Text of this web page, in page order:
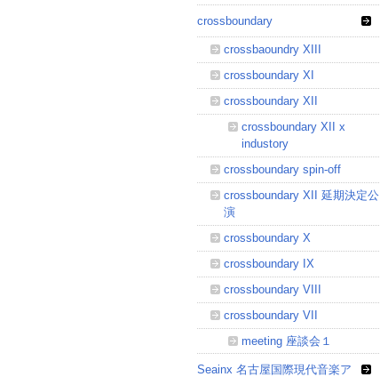
crossboundary
crossbaoundry XIII
crossboundary XI
crossboundary XII
crossboundary XII x
industory
crossboundary spin-off
crossboundary XII 延期決定公
演
crossboundary X
crossboundary IX
crossboundary VIII
crossboundary VII
meeting 座談会１
Seainx 名古屋国際現代音楽ア